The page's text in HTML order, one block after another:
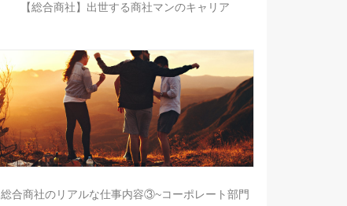
【総合商社】出世する商社マンのキャリア
総合商社のリアルな仕事内容③~コーポレート部門